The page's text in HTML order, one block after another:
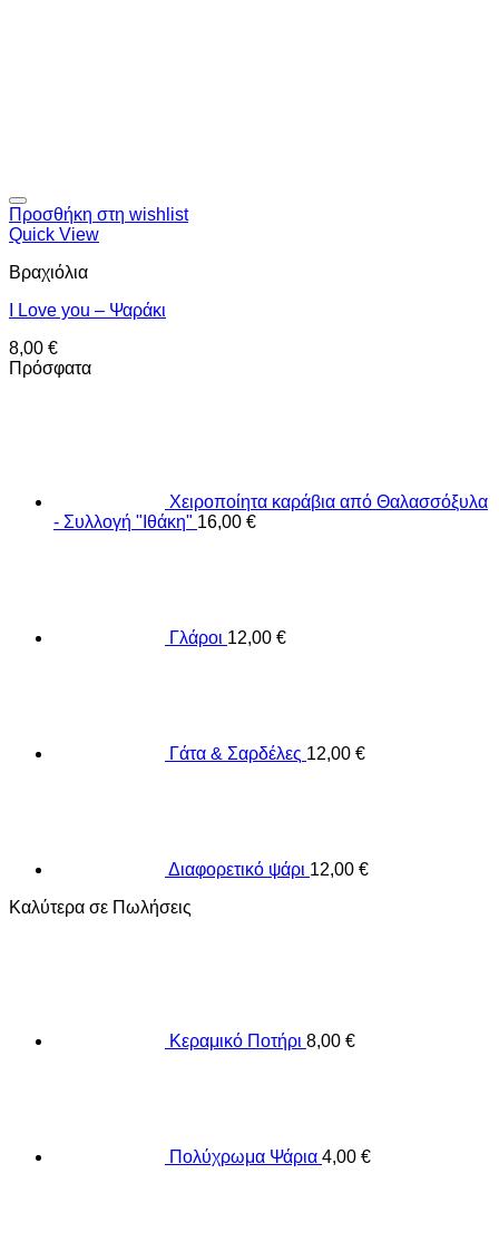
Προσθήκη στη wishlist
Quick View
Βραχιόλια
I Love you – Ψαράκι
8,00 €
Πρόσφατα
Χειροποίητα καράβια από Θαλασσόξυλα
- Συλλογή "Ιθάκη" 16,00 €
Γλάροι 12,00 €
Γάτα & Σαρδέλες 12,00 €
Διαφορετικό ψάρι 12,00 €
Καλύτερα σε Πωλήσεις
Κεραμικό Ποτήρι 8,00 €
Πολύχρωμα Ψάρια 4,00 €